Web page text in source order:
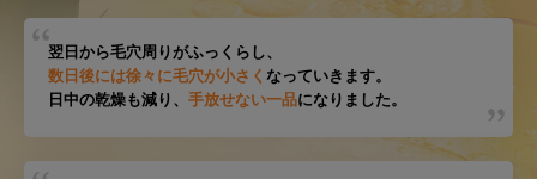
翌日から毛穴周りがふっくらし、
数日後には徐々に毛穴が小さく なっていきます。
日中の乾燥も減り、 手放せない一品になりました。